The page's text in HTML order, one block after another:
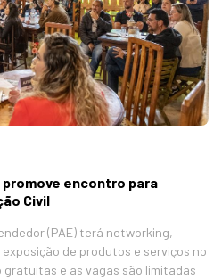
encontro para
Civil
(PAE) terá networking,
de produtos e serviços no
gratuitas e as vagas são limitadas